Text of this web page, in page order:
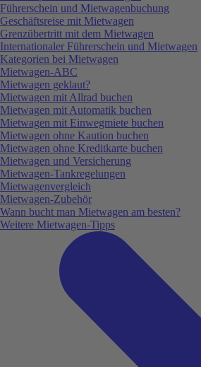
Führerschein und Mietwagenbuchung
Geschäftsreise mit Mietwagen
Grenzübertritt mit dem Mietwagen
Internationaler Führerschein und Mietwagen
Kategorien bei Mietwagen
Mietwagen-ABC
Mietwagen geklaut?
Mietwagen mit Allrad buchen
Mietwagen mit Automatik buchen
Mietwagen mit Einwegmiete buchen
Mietwagen ohne Kaution buchen
Mietwagen ohne Kreditkarte buchen
Mietwagen und Versicherung
Mietwagen-Tankregelungen
Mietwagenvergleich
Mietwagen-Zubehör
Wann bucht man Mietwagen am besten?
Weitere Mietwagen-Tipps